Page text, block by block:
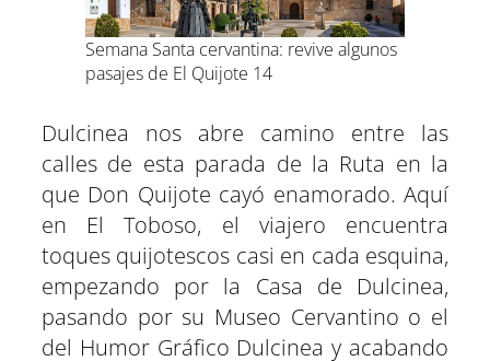
Semana Santa cervantina: revive algunos
pasajes de El Quijote 14
Dulcinea nos abre camino entre las
calles de esta parada de la Ruta en la
que Don Quijote cayó enamorado. Aquí
en El Toboso, el viajero encuentra
toques quijotescos casi en cada esquina,
empezando por la Casa de Dulcinea,
pasando por su Museo Cervantino o el
del Humor Gráfico Dulcinea y acabando